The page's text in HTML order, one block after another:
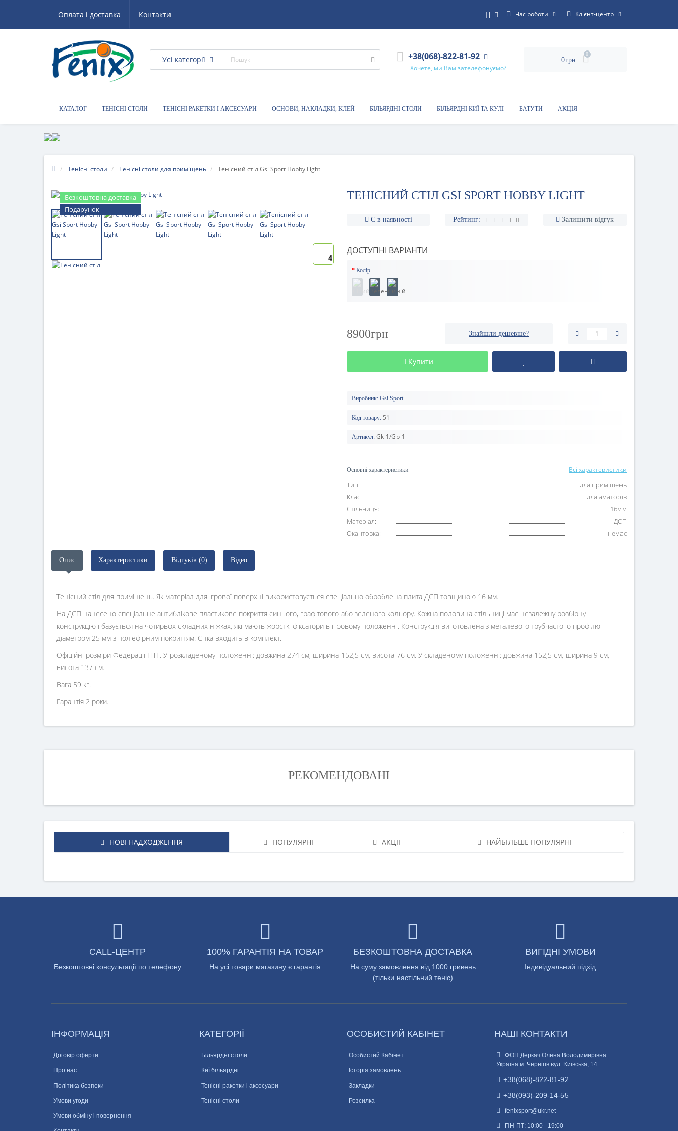
Оплата і доставка Контакти Час роботи Клієнт-центр
Усі категорії +38(068)-822-81-92
Хочете, ми Вам зателефонуємо?
0грн
0
КАТАЛОГ ТЕНІСНІ СТОЛИ ТЕНІСНІ РАКЕТКИ І АКСЕСУАРИ ОСНОВИ, НАКЛАДКИ, КЛЕЙ БІЛЬЯРДНІ СТОЛИ БІЛЬЯРДНІ КИЇ ТА КУЛІ БАТУТИ АКЦІЯ
КОРИСНІ ПОРАДИ
Тенісні столи Тенісні столи для приміщень Тенісний стіл Gsi Sport Hobby Light
Безкоштовна доставка
Подарунок
4
ТЕНІСНИЙ СТІЛ GSI SPORT HOBBY LIGHT
Є в наявності Рейтинг: Залишити відгук
ДОСТУПНІ ВАРІАНТИ
Колір
8900грн Знайшли дешевше?
Купити
Виробник: Gsi Sport
Код товару: 51
Артикул: Gk-1/Gp-1
Основні характеристики Всі характеристики
Тип:
для приміщень
Клас:
для аматорів
Стільниця:
16мм
Матеріал:
ДСП
Окантовка:
немає
Опис Характеристики Відгуків (0) Відео
Тенісний стіл для приміщень. Як матеріал для ігрової поверхні використовується спеціально оброблена плита ДСП товщиною 16 мм.
На ДСП нанесено спеціальне антиблікове пластикове покриття синього, графітового або зеленого кольору. Кожна половина стільниці має незалежну розбірну
конструкцію і базується на чотирьох складних ніжках, які мають жорсткі фіксатори в ігровому положенні. Конструкція виготовлена ​​з металевого трубчастого профілю
діаметром 25 мм з поліефірним покриттям. Сітка входить в комплект.
Офіційні розміри Федерації ITTF. У розкладеному положенні: довжина 274 см, ширина 152,5 см, висота 76 см. У складеному положенні: довжина 152,5 см, ширина 9 см,
висота 137 см.
Вага 59 кг.
Гарантія 2 роки.
РЕКОМЕНДОВАНІ
НОВІ НАДХОДЖЕННЯ ПОПУЛЯРНІ АКЦІЇ НАЙБІЛЬШЕ ПОПУЛЯРНІ
CALL-ЦЕНТР
Безкоштовні консультації по телефону
100% ГАРАНТІЯ НА ТОВАР
На усі товари магазину є гарантія
БЕЗКОШТОВНА ДОСТАВКА
На суму замовлення від 1000 гривень
(тільки настільний теніс)
ВИГІДНІ УМОВИ
Індивідуальний підхід
ІНФОРМАЦІЯ
Договір оферти
Про нас
Політика безпеки
Умови угоди
Умови обміну і повернення
КАТЕГОРІЇ
Більярдні столи
Киї більярдні
Тенісні ракетки і аксесуари
Тенісні столи
ОСОБИСТИЙ КАБІНЕТ
Особистий Кабінет
Історія замовлень
Закладки
Розсилка
НАШІ КОНТАКТИ
ФОП Деркач Олена Володимирівна
Україна м. Чернігів вул. Київська, 14
+38(068)-822-81-92
+38(093)-209-14-55
fenixsport@ukr.net
ПН-ПТ: 10:00 - 19:00